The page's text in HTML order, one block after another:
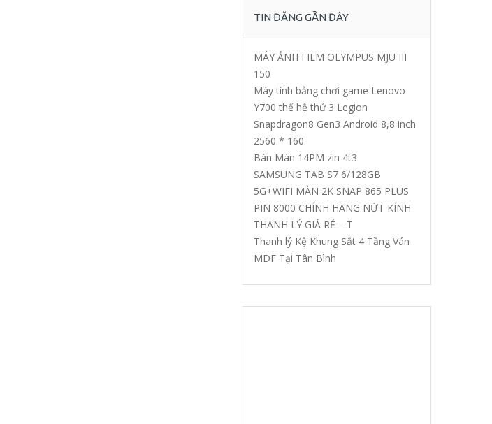
TIN ĐĂNG GẦN ĐÂY
MÁY ẢNH FILM OLYMPUS MJU III
150
Máy tính bảng chơi game Lenovo
Y700 thế hệ thứ 3 Legion
Snapdragon8 Gen3 Android 8,8 inch
2560 * 160
Bán Màn 14PM zin 4t3
SAMSUNG TAB S7 6/128GB
5G+WIFI MÀN 2K SNAP 865 PLUS
PIN 8000 CHÍNH HÃNG NỨT KÍNH
THANH LÝ GIÁ RẺ – T
Thanh lý Kệ Khung Sắt 4 Tầng Ván
MDF Tại Tân Bình